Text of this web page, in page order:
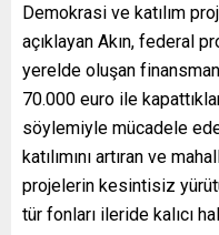
Demokrasi ve katılım
açıklayan Akın, federal
yerelde oluşan
70.000 euro ile
söylemiyle mücadele
katılımını artıran ve
projelerin kesintisiz
tür fonları ileride kalıcı